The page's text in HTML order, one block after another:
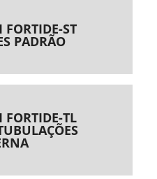
ST
PADRÃO
FORTIDE-TL